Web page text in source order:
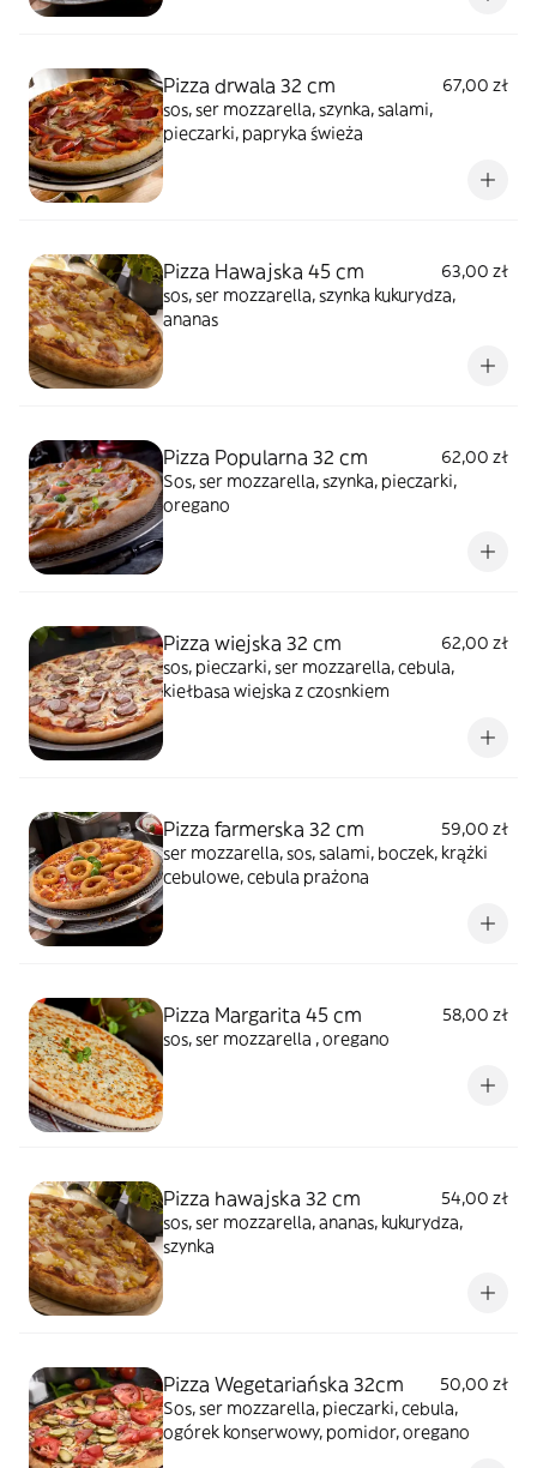
Pizza drwala 32 cm
67,00 zł
sos, ser mozzarella, szynka, salami,
pieczarki, papryka świeża
Pizza Hawajska 45 cm
63,00 zł
sos, ser mozzarella, szynka kukurydza,
ananas
Pizza Popularna 32 cm
62,00 zł
Sos, ser mozzarella, szynka, pieczarki,
oregano
Pizza wiejska 32 cm
62,00 zł
sos, pieczarki, ser mozzarella, cebula,
kiełbasa wiejska z czosnkiem
Pizza farmerska 32 cm
59,00 zł
ser mozzarella, sos, salami, boczek, krążki
cebulowe, cebula prażona
Pizza Margarita 45 cm
58,00 zł
sos, ser mozzarella , oregano
Pizza hawajska 32 cm
54,00 zł
sos, ser mozzarella, ananas, kukurydza,
szynka
Pizza Wegetariańska 32cm
50,00 zł
Sos, ser mozzarella, pieczarki, cebula,
ogórek konserwowy, pomidor, oregano